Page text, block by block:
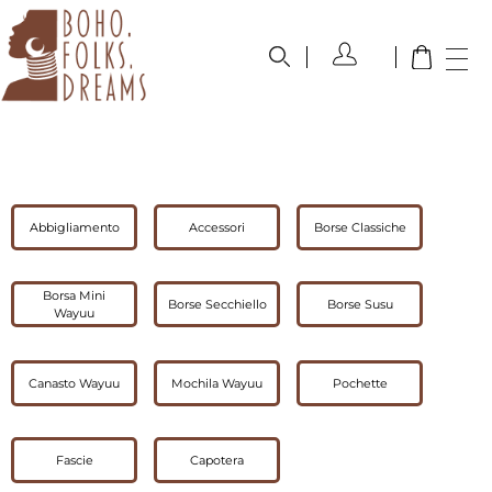
Abbigliamento Accessori Borse Classiche
Borsa Mini
Wayuu
Borse Secchiello Borse Susu
Canasto Wayuu Mochila Wayuu Pochette
Fascie Capotera